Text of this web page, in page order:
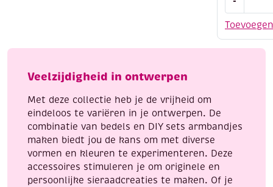
Toevoegen
smiley
Veelzijdigheid in ontwerpen
Met deze collectie heb je de vrijheid om
eindeloos te variëren in je ontwerpen. De
combinatie van bedels en DIY sets armbandjes
maken biedt jou de kans om met diverse
vormen en kleuren te experimenteren. Deze
accessoires stimuleren je om originele en
persoonlijke sieraadcreaties te maken. Of je